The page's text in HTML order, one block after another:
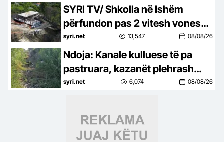
SYRI TV/ Shkolla në Ishëm
përfundon pas 2 vitesh vonesë,
Rama e ‘përuron’ online pa asnjë
shpjegim
syri.net 13,547 08/08/26
Ndoja: Kanale kulluese të pa
pastruara, kazanët plehrash
plot, kjo është gjendja në
syri.net 6,074 08/08/26